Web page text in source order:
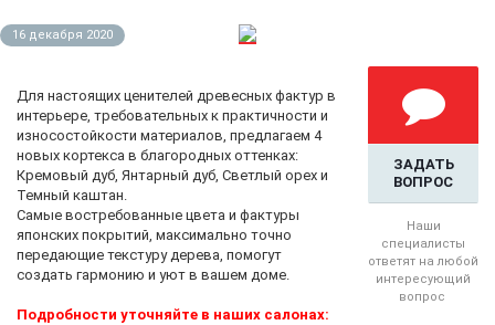
ЗАДАТЬ
ВОПРОС
Наши
специалисты
ответят на любой
интересующий
вопрос
16 декабря 2020
Для настоящих ценителей древесных фактур в
интерьере, требовательных к практичности и
износостойкости материалов, предлагаем 4
новых кортекса в благородных оттенках:
Кремовый дуб, Янтарный дуб, Светлый орех и
Темный каштан.
Самые востребованные цвета и фактуры
японских покрытий, максимально точно
передающие текстуру дерева, помогут
создать гармонию и уют в вашем доме.
Подробности уточняйте в наших салонах: